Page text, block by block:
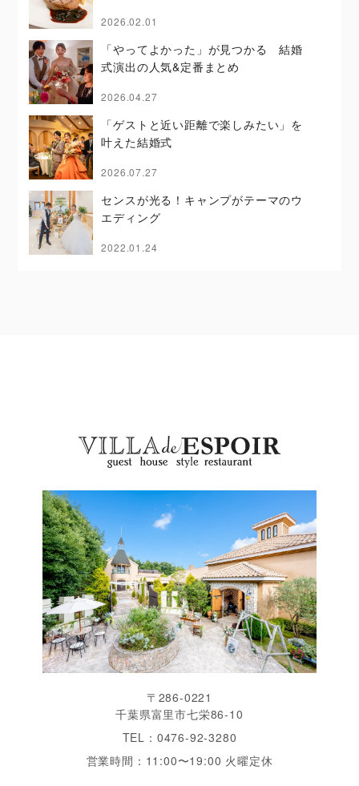
2026.02.01
「やってよかった」が見つかる 結婚
式演出の人気&定番まとめ
2026.04.27
「ゲストと近い距離で楽しみたい」を
叶えた結婚式
2026.07.27
センスが光る！キャンプがテーマのウ
エディング
2022.01.24
〒286-0221
千葉県富里市七栄86-10
TEL：0476-92-3280
営業時間：11:00〜19:00 火曜定休